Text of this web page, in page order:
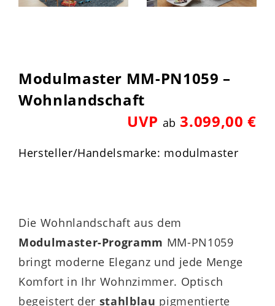
Modulmaster MM-PN1059 –
Wohnlandschaft
UVP ab 3.099,00 €
Hersteller/Handelsmarke: modulmaster
Die Wohnlandschaft aus dem
Modulmaster-Programm MM-PN1059
bringt moderne Eleganz und jede Menge
Komfort in Ihr Wohnzimmer. Optisch
begeistert der stahlblau pigmentierte